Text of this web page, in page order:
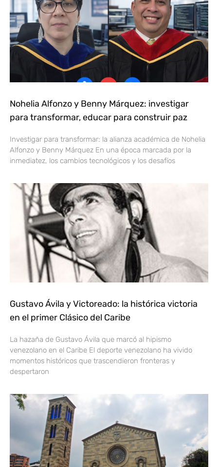
Nohelia Alfonzo y Benny Márquez: investigar
para transformar, educar para construir paz
Investigar para transformar: la alianza académica de Nohelia
Alfonzo y Benny Márquez En una época marcada por la
inmediatez, los cambios tecnológicos y los desafíos
Gustavo Ávila y Victoreado: la histórica victoria
en el primer Clásico del Caribe
La hazaña de Gustavo Ávila que marcó al hipismo
venezolano en el Caribe El deporte venezolano ha vivido
momentos históricos que trascendieron fronteras y
despertaron